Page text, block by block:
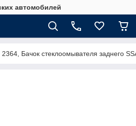
автомобилей
2364, Бачок стеклоомывателя заднего